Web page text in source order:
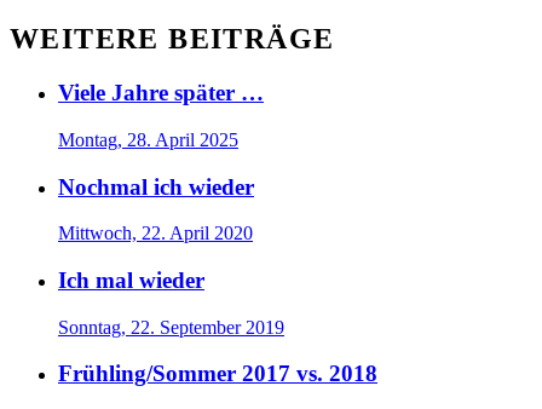
WEITERE BEITRÄGE
Viele Jahre später …
Montag, 28. April 2025
Nochmal ich wieder
Mittwoch, 22. April 2020
Ich mal wieder
Sonntag, 22. September 2019
Frühling/Sommer 2017 vs. 2018